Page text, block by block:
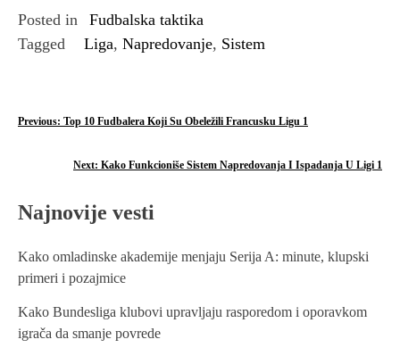
Posted in
Fudbalska taktika
Tagged
Liga, Napredovanje, Sistem
P
t
n
a
v
Previous: Top 10 Fudbalera Koji Su Obeležili Francusku Ligu 1
Next: Kako Funkcioniše Sistem Napredovanja I Ispadanja U Ligi 1
Najnovije vesti
Kako omladinske akademije menjaju Serija A: minute, klupski
primeri i pozajmice
Kako Bundesliga klubovi upravljaju rasporedom i oporavkom
igrača da smanje povrede